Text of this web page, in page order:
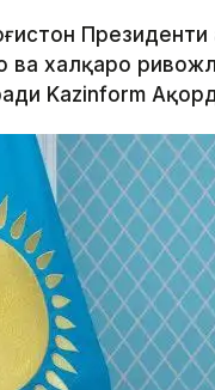
ва халқаро
Kazinform